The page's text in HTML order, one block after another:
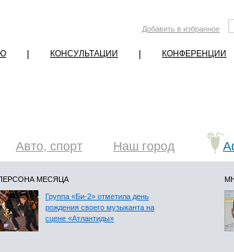
Добавить в избранное
| КОНСУЛЬТАЦИИ | КОНФЕРЕНЦИИ
Авто, спорт Наш город
МЕСЯЦА
Группа «Би-2» отметила день
рождения своего музыканта на
сцене «Атлантиды»